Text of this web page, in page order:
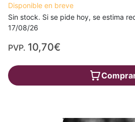
Disponible en breve
Sin stock. Si se pide hoy, se estima
17/08/26
PVP. 10,70€